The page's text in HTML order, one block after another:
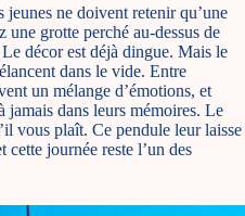
ne doivent retenir qu’une
une grotte perché au-dessus de
décor est déjà dingue. Mais le
dans le vide. Entre
un mélange d’émotions, et
jamais dans leurs mémoires. Le
vous plaît. Ce pendule leur laisse
journée reste l’un des